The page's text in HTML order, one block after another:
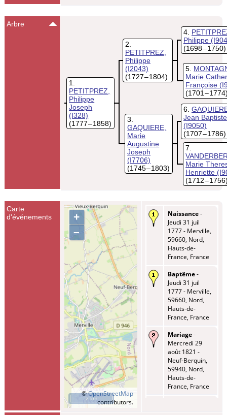
Arbre
1
PETITPREZ,
Philippe
Joseph
(I328)
(1777 – 1858)
2
PETITPREZ,
Philippe
(I2043)
(1727 – 1804)
4
Philippe
(1698 – 1750)
5
Marie
Françoise
(1701 –
3
GAQUIERE,
Marie
Augustine
Joseph
(I7706)
(1745 – 1803)
6
Jean Baptiste
(I9050)
(1707 – 1786)
7
Marie
Henriette
(1712 –
Carte
d'événements
+
–
©OpenStreetMap
contributors.
2 km
Naissance-
Jeudi 31 juil
1777 - Merville,
59660, Nord,
Hauts-de-
France, France
Baptême-
Jeudi 31 juil
1777 - Merville,
59660, Nord,
Hauts-de-
France, France
Mariage-
Mercredi 29
août 1821 -
Neuf-Berquin,
59940, Nord,
Hauts-de-
France, France